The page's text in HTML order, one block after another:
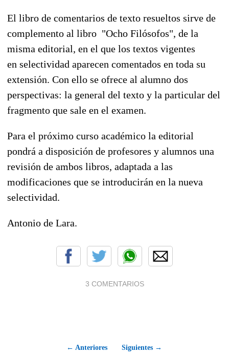
El libro de comentarios de texto resueltos sirve de
complemento al libro "Ocho Filósofos", de la
misma editorial, en el que los textos vigentes
en selectividad aparecen comentados en toda su
extensión. Con ello se ofrece al alumno dos
perspectivas: la general del texto y la particular del
fragmento que sale en el examen.
Para el próximo curso académico la editorial
pondrá a disposición de profesores y alumnos una
revisión de ambos libros, adaptada a las
modificaciones que se introducirán en la nueva
selectividad.
Antonio de Lara.
3 COMENTARIOS
← Anteriores Siguientes →